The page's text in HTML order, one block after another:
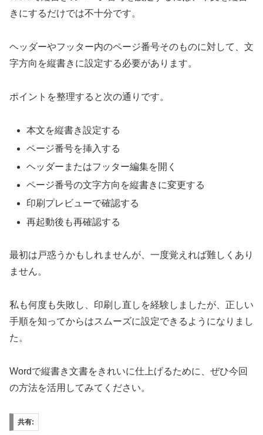
きにするだけでは不十分です。
ヘッダーやフッター内のページ番号そのものに対して、文
字方向を縦書きに設定する必要があります。
ポイントを整理すると次の通りです。
本文を縦書き設定する
ページ番号を挿入する
ヘッダーまたはフッター編集を開く
ページ番号の文字方向を縦書きに変更する
印刷プレビューで確認する
再起動後も再確認する
最初は戸惑うかもしれませんが、一度覚えれば難しくあり
ません。
私も何度も失敗し、印刷し直しを経験しましたが、正しい
手順を知ってからはスムーズに設定できるようになりまし
た。
Wordで縦書き文書をきれいに仕上げるために、ぜひ今回
の方法を活用してみてください。
共有: